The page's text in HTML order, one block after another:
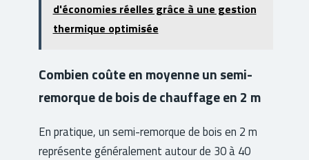
d'économies réelles grâce à une gestion
thermique optimisée
Combien coûte en moyenne un semi-
remorque de bois de chauffage en 2 m
En pratique, un semi-remorque de bois en 2 m
représente généralement autour de 30 à 40